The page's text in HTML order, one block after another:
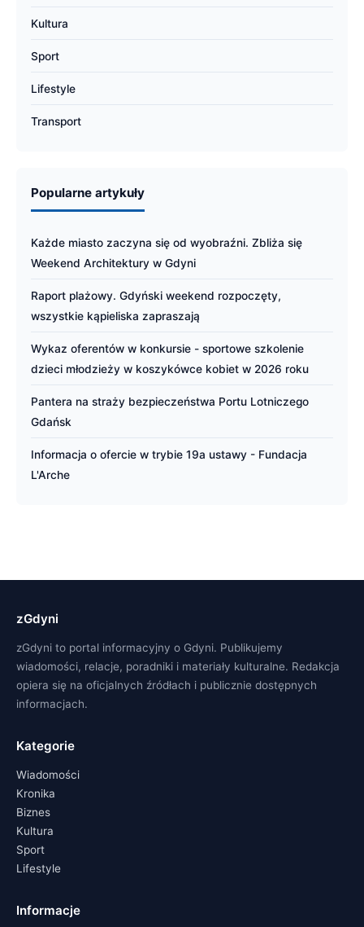
Kultura
Sport
Lifestyle
Transport
Popularne artykuły
Każde miasto zaczyna się od wyobraźni. Zbliża się
Weekend Architektury w Gdyni
Raport plażowy. Gdyński weekend rozpoczęty,
wszystkie kąpieliska zapraszają
Wykaz oferentów w konkursie - sportowe szkolenie
dzieci młodzieży w koszykówce kobiet w 2026 roku
Pantera na straży bezpieczeństwa Portu Lotniczego
Gdańsk
Informacja o ofercie w trybie 19a ustawy - Fundacja
L'Arche
zGdyni
zGdyni to portal informacyjny o Gdyni. Publikujemy
wiadomości, relacje, poradniki i materiały kulturalne. Redakcja
opiera się na oficjalnych źródłach i publicznie dostępnych
informacjach.
Kategorie
Wiadomości
Kronika
Biznes
Kultura
Sport
Lifestyle
Informacje